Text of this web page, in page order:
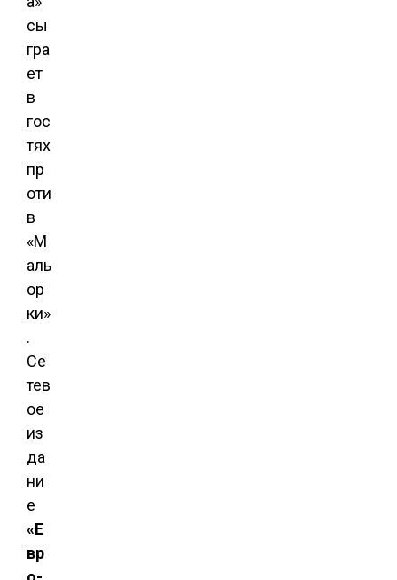
сы
гра
ет
в
гос
тях
пр
оти
в
«М
аль
ор
ки»
.
Се
тев
ое
из
да
ни
е
«Е
вр